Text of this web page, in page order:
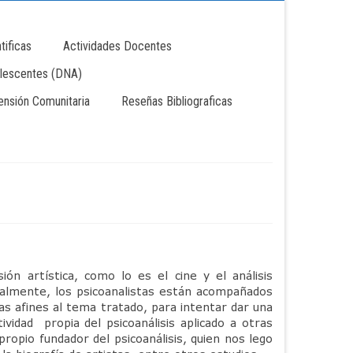
Actividades Docentes
(DNA)
Comunitaria
Reseñas Bibliograficas
artística, como lo es el cine y el análisis
los psicoanalistas están acompañados
afines al tema tratado, para intentar dar una
propia del psicoanálisis aplicado a otras
fundador del psicoanálisis, quien nos lego